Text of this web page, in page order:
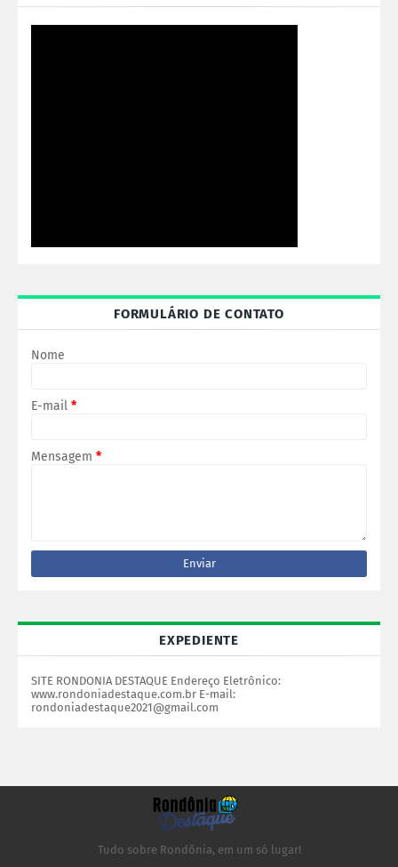
FORMULÁRIO DE CONTATO
Nome
E-mail *
Mensagem *
EXPEDIENTE
SITE RONDONIA DESTAQUE Endereço Eletrônico:
www.rondoniadestaque.com.br E-mail:
rondoniadestaque2021@gmail.com
Tudo sobre Rondônia, em um só lugar!